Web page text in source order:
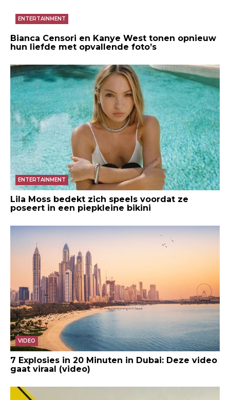
ENTERTAINMENT
Bianca Censori en Kanye West tonen opnieuw
hun liefde met opvallende foto’s
ENTERTAINMENT
Lila Moss bedekt zich speels voordat ze
poseert in een piepkleine bikini
VIDEO
7 Explosies in 20 Minuten in Dubai: Deze video
gaat viraal (video)